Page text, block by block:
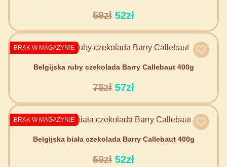
59zł 52zł
BRAK W MAGAZYNIE
Belgijska ruby czekolada Barry Callebaut 400g
75zł 57zł
BRAK W MAGAZYNIE
Belgijska biała czekolada Barry Callebaut 400g
59zł 52zł